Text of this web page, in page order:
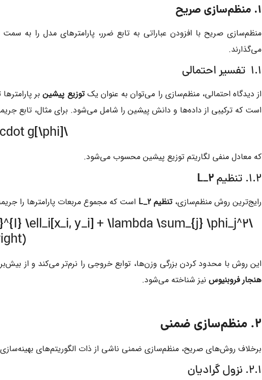
1. منظم‌سازی صریح
منظم‌سازی صریح با افزودن عباراتی به تابع ضرر، پارامترهای مدل را به
می‌گذارند.
1.1 تفسیر احتمالی
از دیدگاه احتمالی، منظم‌سازی را می‌توان به عنوان یکتوزیع پیشین
است که ترکیبی از داده‌ها و دانش پیشین را شامل می‌شود. برای مثال، تابع
\lambda \cdot g[\phi]
که معادل منفی لگاریتم توزیع پیشین محسوب می‌شود.
1.2. تنظیم L_2
رایج‌ترین روش منظم‌سازی،تنظیم L_2 است که مجموع مربعات پارامترها را
\ell_i[x_i, y_i] + \lambda \sum_{j} \phi_j^2
این روش با محدود کردن بزرگی وزن‌ها، توابع خروجی را نرم‌تر می‌کند و از
هنجار فروبنیوسنیز شناخته می‌شود.
2. منظم‌سازی ضمنی
برخلاف روش‌های صریح، منظم‌سازی ضمنی ناشی از ذات الگوریتم‌های بهینه‌سازی
2.1. نزول گرادیان